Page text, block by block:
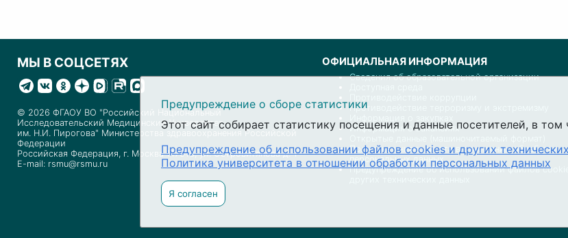
МЫ В СОЦСЕТЯХ
© 2026 ФГАОУ ВО "Российский Национальный
Исследовательский Медицинский Университет
им. Н.И. Пирогова" Министерства здравоохранения Российской
Федерации
Российская Федерация, г. Москва 117513, ул. Островитянова д. 1
E-mail: rsmu@rsmu.ru
ОФИЦИАЛЬНАЯ ИНФОРМАЦИЯ
Сведения об образовательной организации
Противодействие терроризму и экстремизму
Информация о вакансиях
Политика университета в отношении обработки
персональных данных
Предупреждение об использовании файлов
Предупреждение о сборе статистики
Этот сайт собирает статистику посещения и данные посетителей, в
Предупреждение об использовании файлов cookies и других
Политика университета в отношении обработки персональных данных
Я согласен